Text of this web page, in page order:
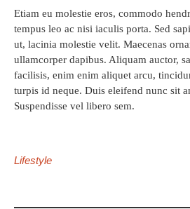
Etiam eu molestie eros, commodo
tempus leo ac nisi iaculis porta. Sed
ut, lacinia molestie velit. Maecenas
ullamcorper dapibus. Aliquam auctor,
facilisis, enim enim aliquet arcu,
turpis id neque. Duis eleifend nunc sit
Suspendisse vel libero sem.
Lifestyle